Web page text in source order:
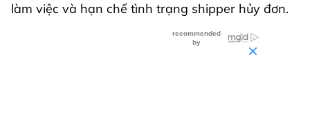
làm việc và hạn chế tình trạng shipper hủy đơn.